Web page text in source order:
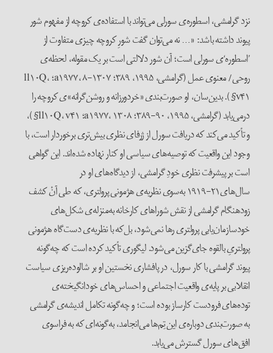
نزد گرامشی، اسطوره‌ی سورلی می‌تواند با استفاده‌ی کروچه از مفهوم شور
پیوند داشته باشد: «… نه می‌توان گفت شورِ کروچه چیزی متفاوت از
’اسطوره‘ی سورلی است؛ آن شور دلالتی است بر یک مقوله، لحظه‌ی
روحی/ معنوی عمل (گرامشی، ۱۹۹۵، ۳۸۹؛ a۱۹۷۷، ۸-۱۳۰۷؛ ll۱۰Q،
v۴۱§). بدین‌سان، او صورت‌بندی «خردورزانه و روشن‌گرانه»‌ی کروچه را
درمی‌یابد (گرامشی، ۱۹۹۵، ۹۰-۳۸۹؛ a۱۹۷۷، ۱۳۰۸؛ ll۱۰Q، v۴۱§)،
و تأکید می‌کند که دریافت سورل از ژرفای نظری بیش‌تری برخوردار است، با
وجود این واقعیت که توصیه‌های سیاسی او کنار نهاده شده‌اند. این گواهی
است بر پیش‍رفت نظری خودِ گرامشی، از دیدگاه‌های او در
سال‌های۲۱-۱۹۱۹ به‌سوی نظریه‌ی هژمونی پرولتری، که طی آنْ کشف
زودهنگام گرامشی از نقش شوراهای کارخانه به‌منزله‌ی شکل‌های
خودسازمان‌یابی پرولتری رها نمی‌شود، بل‌که با نظریه‌ی دست‌گاه هژمونی
پرولتریِ بالقوه جای‌گزین می‌شود. لیگوری تأکید کرده است که چه‌گونه
پیوند گرامشی با کار سورل، در پافشاری نخستین او بر شالوده‌ریزی سیاست
انقلابی بر پایه‌ی واقعیت اجتماعی و احساس‌های خودانگیخته‌ی
توده‌های فرودست کارساز بوده است؛ و چه‌گونه تکامل اندیشه‌ی گرامشی
به صورت‌بندی دوباره‌ی این تِم‌ها می‌انجامد، به‌گونه‌‌ای که به فراسوی
افق‌های سورل گسترش می‌یابد.